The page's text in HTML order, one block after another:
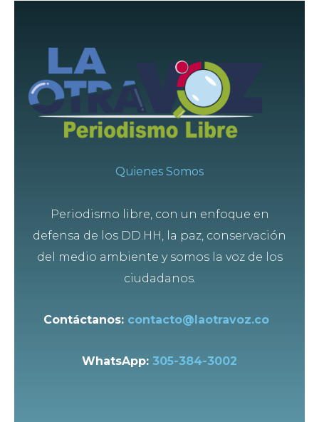
Quienes Somos
Periodismo libre, con un enfoque en
defensa de los DD.HH, la paz, conservación
del medio ambiente y somos la voz de los
ciudadanos.
Contáctanos: contacto@laotravoz.co
WhatsApp: 305-384-3002